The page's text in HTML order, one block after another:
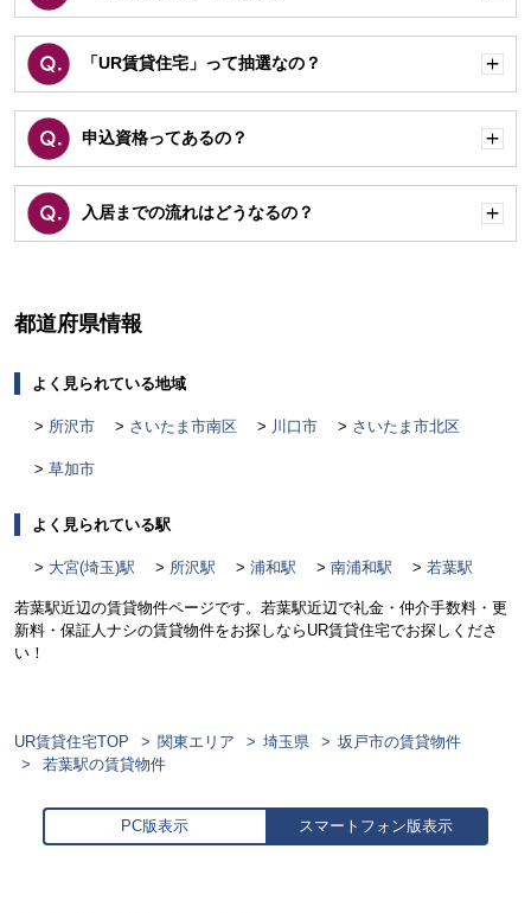
く
「UR賃貸住宅」って抽選なの？
く
申込資格ってあるの？
く
入居までの流れはどうなるの？
く
都道府県情報
よく見られている地域
所沢市 さいたま市南区 川口市 さいたま市北区
草加市
よく見られている駅
大宮(埼玉)駅 所沢駅 浦和駅 南浦和駅 若葉駅
若葉駅近辺の賃貸物件ページです。若葉駅近辺で礼金・仲介手数料・更
新料・保証人ナシの賃貸物件をお探しならUR賃貸住宅でお探しくださ
い！
UR賃貸住宅TOP 関東エリア 埼玉県
坂戸市の賃貸物件
若葉駅の賃貸物件
PC版表示 スマートフォン版表示